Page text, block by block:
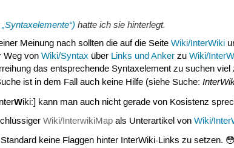
hatte ich sie hinterlegt.
Meinung nach sollten die auf die Seite Wiki/InterWiki
Weg von Wiki/Syntax über Links und Ankerzu Wiki/
das entsprechende Syntaxelement zu suchen
ist in dem Fall auch keine Hilfe (siehe Suche:
Wiki:] kann man auch nicht gerade von Kosistenz
Wiki/InterwikiMapals Unterartikel von Wiki/
keine Flaggen hinter InterWiki-Links zu setzen. 😳